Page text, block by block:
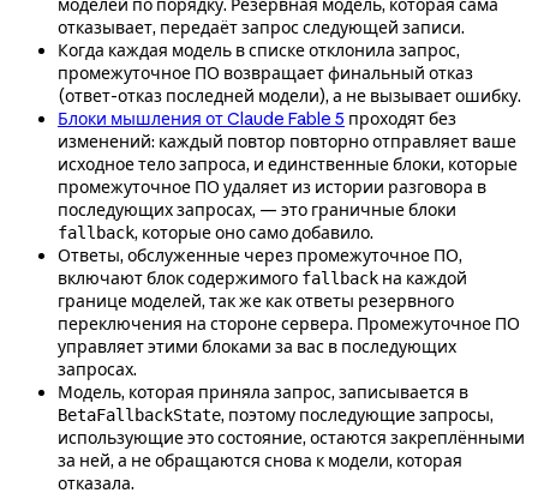
моделей по порядку. Резервная модель, которая сама
отказывает, передаёт запрос следующей записи.
Когда каждая модель в списке отклонила запрос,
промежуточное ПО возвращает финальный отказ
(ответ-отказ последней модели), а не вызывает ошибку.
Блоки мышления от Claude Fable 5 проходят без
изменений: каждый повтор повторно отправляет ваше
исходное тело запроса, и единственные блоки, которые
промежуточное ПО удаляет из истории разговора в
последующих запросах, — это граничные блоки
fallback, которые оно само добавило.
Ответы, обслуженные через промежуточное ПО,
включают блок содержимого fallback на каждой
границе моделей, так же как ответы резервного
переключения на стороне сервера. Промежуточное ПО
управляет этими блоками за вас в последующих
запросах.
Модель, которая приняла запрос, записывается в
BetaFallbackState, поэтому последующие запросы,
использующие это состояние, остаются закреплёнными
за ней, а не обращаются снова к модели, которая
отказала.